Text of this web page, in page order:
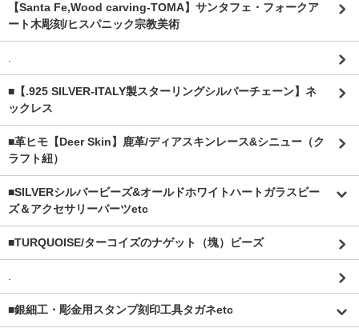
【Santa Fe,Wood carving-TOMA】サンタフェ・フォークア
ート木彫刻/ヒスパニック宗教美術
.
■【.925 SILVER-ITALY製スターリングシルバーチェーン】ネ
ックレス
■革ヒモ【Deer Skin】鹿革/ディアスキンレース&シニュー（ク
ラフト紐）
■SILVERシルバービーズ&オールドホワイトハートガラスビー
ズ＆アクセサリーパーツetc
■TURQUOISE/ターコイズのナゲット（塊）ビーズ
.
■銀細工・彫金用スタンプ刻印工具タガネetc